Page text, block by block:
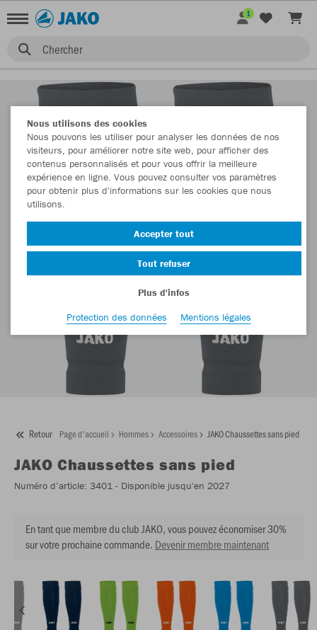
Chercher
1
Retour Page d'accueil Hommes Accessoires JAKO Chaussettes sans pied
JAKO Chaussettes sans pied
Numéro d’article: 3401 - Disponible jusqu'en 2027
En tant que membre du club JAKO, vous pouvez économiser 30%
sur votre prochaine commande. Devenir membre maintenant
Nous utilisons des cookies
Nous pouvons les utiliser pour analyser les données de nos
visiteurs, pour améliorer notre site web, pour afficher des
contenus personnalisés et pour vous offrir la meilleure
expérience en ligne. Vous pouvez consulter vos paramètres
pour obtenir plus d'informations sur les cookies que nous
utilisons.
Accepter tout
Tout refuser
Plus d'infos
Protection des données
Mentions légales